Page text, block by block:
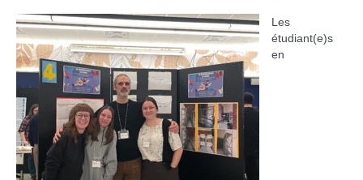
Les
étudiant(e)s
en